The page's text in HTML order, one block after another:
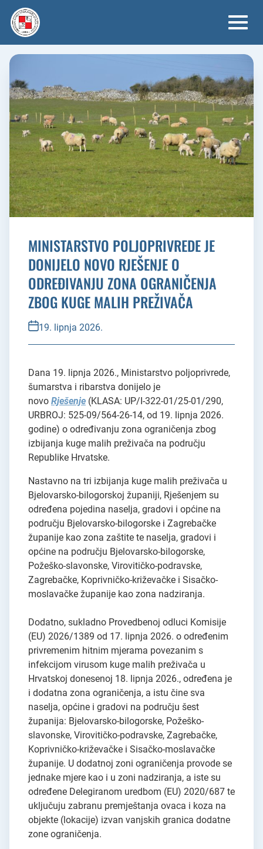
content
MINISTARSTVO POLJOPRIVREDE JE
DONIJELO NOVO RJEŠENJE O
ODREĐIVANJU ZONA OGRANIČENJA
ZBOG KUGE MALIH PREŽIVAČA
19. lipnja 2026.
Dana 19. lipnja 2026., Ministarstvo poljoprivrede,
šumarstva i ribarstva donijelo je
novo Rješenje (KLASA: UP/I-322-01/25-01/290,
URBROJ: 525-09/564-26-14, od 19. lipnja 2026.
godine) o određivanju zona ograničenja zbog
izbijanja kuge malih preživača na području
Republike Hrvatske.
Nastavno na tri izbijanja kuge malih preživača u
Bjelovarsko-bilogorskoj županiji, Rješenjem su
određena pojedina naselja, gradovi i općine na
području Bjelovarsko-bilogorske i Zagrebačke
županije kao zona zaštite te naselja, gradovi i
općine na području Bjelovarsko-bilogorske,
Požeško-slavonske, Virovitičko-podravske,
Zagrebačke, Koprivničko-križevačke i Sisačko-
moslavačke županije kao zona nadziranja.
Dodatno, sukladno Provedbenoj odluci Komisije
(EU) 2026/1389 od 17. lipnja 2026. o određenim
privremenim hitnim mjerama povezanim s
infekcijom virusom kuge malih preživača u
Hrvatskoj donesenoj 18. lipnja 2026., određena je
i dodatna zona ograničenja, a istu čine sva
naselja, općine i gradovi na području šest
županija: Bjelovarsko-bilogorske, Požeško-
slavonske, Virovitičko-podravske, Zagrebačke,
Koprivničko-križevačke i Sisačko-moslavačke
županije. U dodatnoj zoni ograničenja provode se
jednake mjere kao i u zoni nadziranja, a iste su
određene Delegiranom uredbom (EU) 2020/687 te
uključuju zabranu premještanja ovaca i koza na
objekte (lokacije) izvan vanjskih granica dodatne
zone ograničenja.